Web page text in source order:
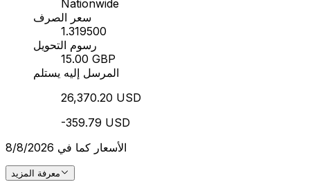
Nationwide
سعر الصرف
1.319500
رسوم التحويل
15.00 GBP
المرسل إليه يستلم
26,370.20 USD
-359.79 USD
الأسعار كما في 8/8/2026
معرفة المزيد